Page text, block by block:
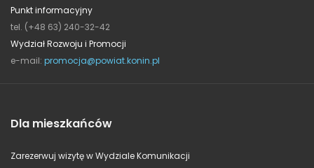
Punkt informacyjny
tel. (+48 63) 240-32-42
Wydział Rozwoju i Promocji
e-mail: promocja@powiat.konin.pl
Dla mieszkańców
Zarezerwuj wizytę w Wydziale Komunikacji